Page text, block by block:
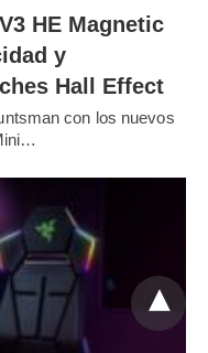
HE Magnetic
y
Hall Effect
con los nuevos